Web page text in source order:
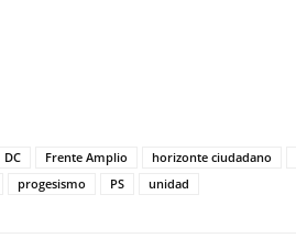
DC Frente Amplio horizonte ciudadano
progesismo PS unidad